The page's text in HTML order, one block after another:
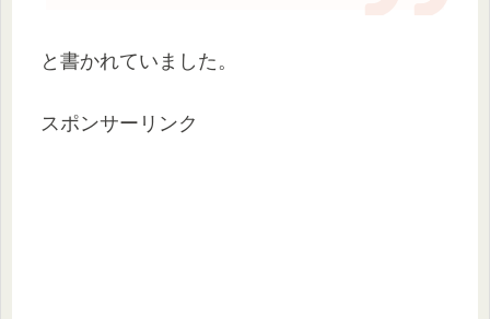
と書かれていました。
スポンサーリンク